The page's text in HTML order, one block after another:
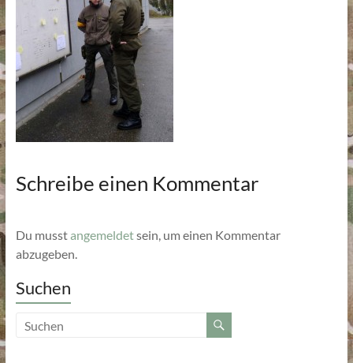
Schreibe einen Kommentar
Du musstangemeldetsein, um einen Kommentar
abzugeben.
Suchen